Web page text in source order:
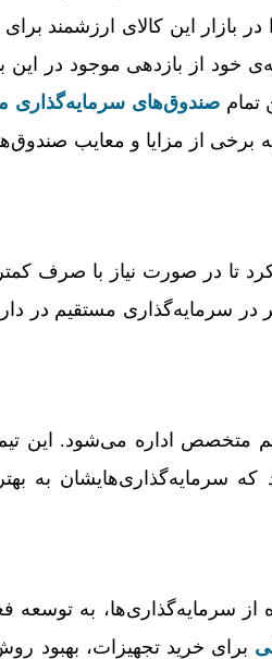
در بازار این کالای ارزشمند
خود از بازدهی موجود در این
تمامصندوق­‌های سرمایه‌­گذاری
از مزایا و معایب
تا در صورت نیاز با صرف
در سرمایه‌­گذاری مستقیم در
متخصص اداره می‌شود. این
که سرمایه‌گذاری‌هایشان به
سرمایه‌گذاری‌ها، به توسعه
برای خرید تجهیزات، بهبود